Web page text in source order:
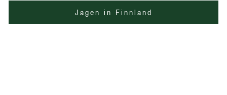
Jagen in Finnland